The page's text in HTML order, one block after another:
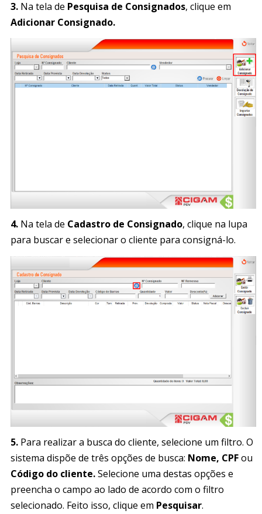
3. Na tela de Pesquisa de Consignados, clique em
Adicionar Consignado.
4. Na tela de Cadastro de Consignado, clique na lupa
para buscar e selecionar o cliente para consigná-lo.
5. Para realizar a busca do cliente, selecione um filtro. O
sistema dispõe de três opções de busca: Nome, CPFou
Código do cliente.Selecione uma destas opções e
preencha o campo ao lado de acordo com o filtro
selecionado. Feito isso, clique em Pesquisar.